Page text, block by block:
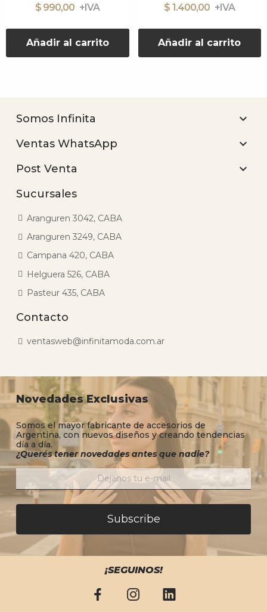
$ 990,00
Añadir al carrito
$ 1.400,00
Añadir al carrito
Somos Infinita 
Ventas WhatsApp 
Post Venta 
Sucursales
Aranguren 3042, CABA
Aranguren 3249, CABA
Campana 420, CABA
Helguera 526, CABA
Pasteur 435, CABA
Contacto
ventasweb@infinitamoda.com.ar
Novedades Exclusivas
Somos el mayor fabricante de accesorios de
Argentina, con nuevos diseños y creando tendencias
día a día.
¿Querés tener novedades antes que nadie?
Subscribe
¡SEGUINOS!